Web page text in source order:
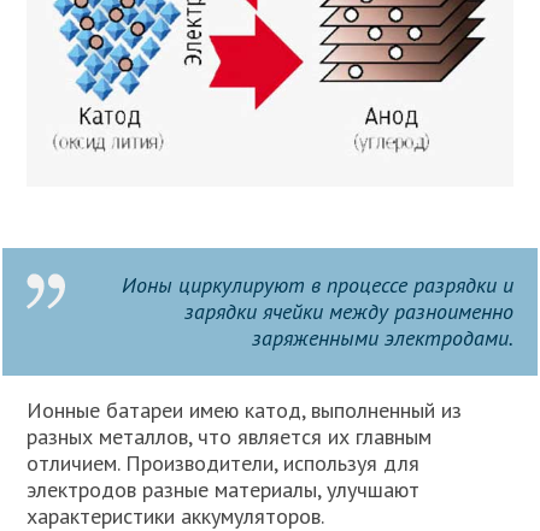
Ионы циркулируют в процессе разрядки и
зарядки ячейки между разноименно
заряженными электродами.
Ионные батареи имею катод, выполненный из
разных металлов, что является их главным
отличием. Производители, используя для
электродов разные материалы, улучшают
характеристики аккумуляторов.